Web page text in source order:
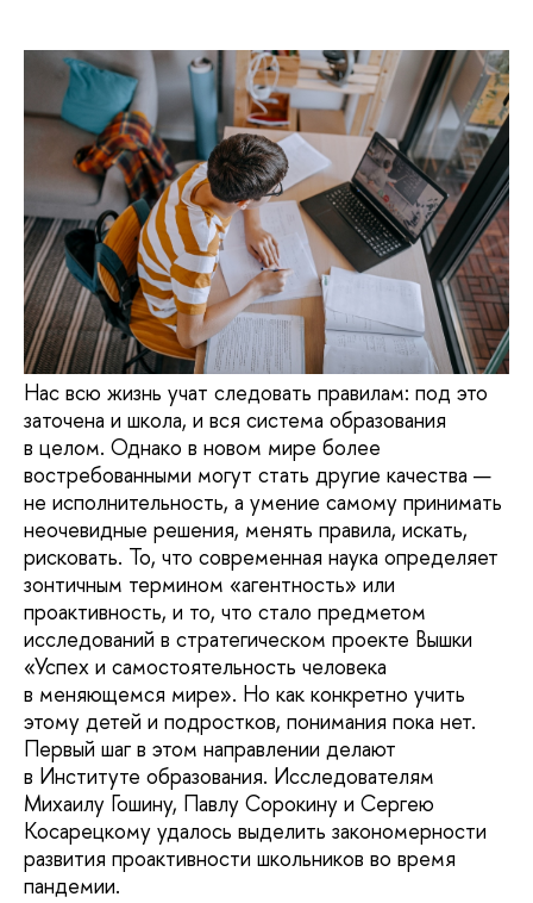
Нас всю жизнь учат следовать правилам: под это
заточена и школа, и вся система образования
в целом. Однако в новом мире более
востребованными могут стать другие качества —
не исполнительность, а умение самому принимать
неочевидные решения, менять правила, искать,
рисковать. То, что современная наука определяет
зонтичным термином «агентность» или
проактивность, и то, что стало предметом
исследований в стратегическом проекте Вышки
«Успех и самостоятельность человека
в меняющемся мире». Но как конкретно учить
этому детей и подростков, понимания пока нет.
Первый шаг в этом направлении делают
в Институте образования. Исследователям
Михаилу Гошину, Павлу Сорокину и Сергею
Косарецкому удалось выделить закономерности
развития проактивности школьников во время
пандемии.